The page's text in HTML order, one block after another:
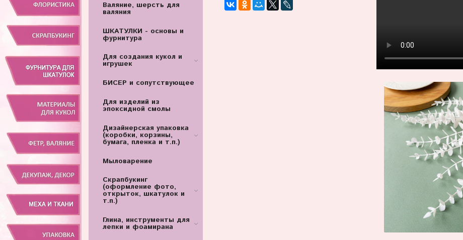
Валяние, шерсть для
валяния
ШКАТУЛКИ - основы и
фурнитура
Для создания кукол и
игрушек
БИСЕР и сопутствующее
Для изделий из
эпоксидной смолы
Дизайнерская упаковка
(коробки, корзины,
бумага, пленка и т.п.)
Мыловарение
Скрапбукинг
(оформление фото,
открыток, шкатулок и
т.п.)
Глина, инструменты для
лепки и фоамирана